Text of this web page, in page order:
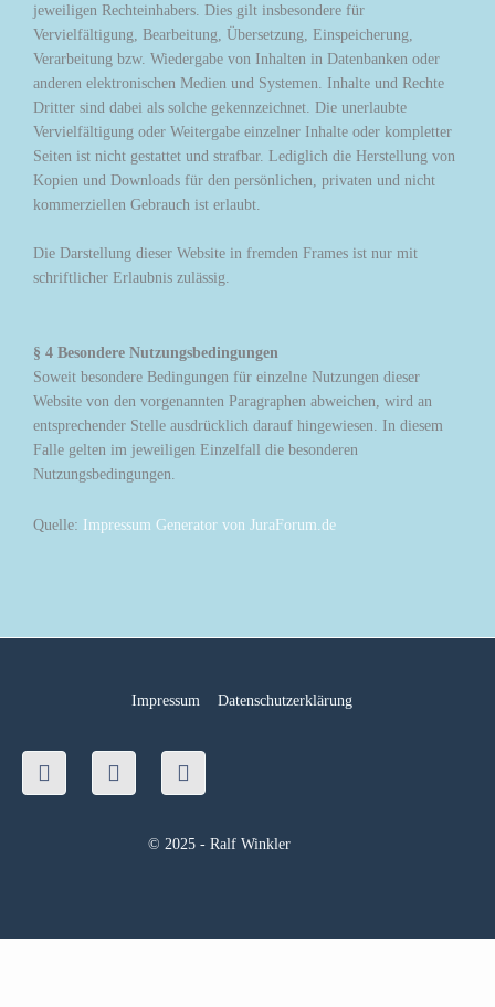
jeweiligen Rechteinhabers. Dies gilt insbesondere für
Vervielfältigung, Bearbeitung, Übersetzung, Einspeicherung,
Verarbeitung bzw. Wiedergabe von Inhalten in Datenbanken oder
anderen elektronischen Medien und Systemen. Inhalte und Rechte
Dritter sind dabei als solche gekennzeichnet. Die unerlaubte
Vervielfältigung oder Weitergabe einzelner Inhalte oder kompletter
Seiten ist nicht gestattet und strafbar. Lediglich die Herstellung von
Kopien und Downloads für den persönlichen, privaten und nicht
kommerziellen Gebrauch ist erlaubt.
Die Darstellung dieser Website in fremden Frames ist nur mit
schriftlicher Erlaubnis zulässig.
§ 4 Besondere Nutzungsbedingungen
Soweit besondere Bedingungen für einzelne Nutzungen dieser
Website von den vorgenannten Paragraphen abweichen, wird an
entsprechender Stelle ausdrücklich darauf hingewiesen. In diesem
Falle gelten im jeweiligen Einzelfall die besonderen
Nutzungsbedingungen.
Quelle: Impressum Generator von JuraForum.de
Impressum Datenschutzerklärung
FacebookYoutubeInstagram
© 2025 - Ralf Winkler